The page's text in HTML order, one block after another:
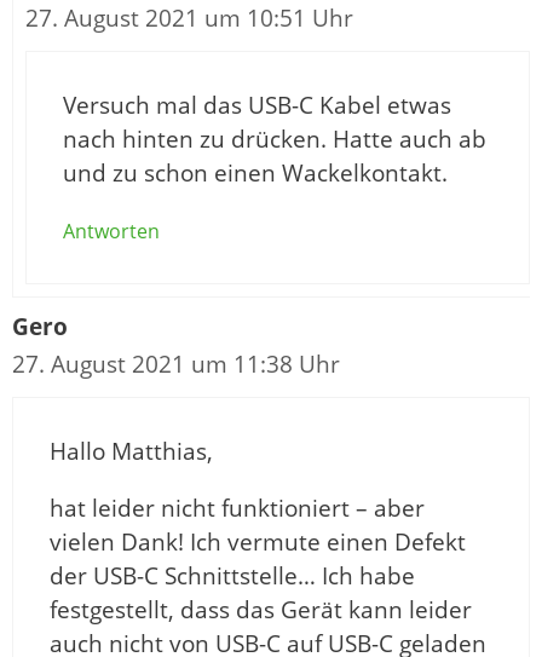
27. August 2021 um 10:51 Uhr
Versuch mal das USB-C Kabel etwas
nach hinten zu drücken. Hatte auch ab
und zu schon einen Wackelkontakt.
Antworten
Gero
27. August 2021 um 11:38 Uhr
Hallo Matthias,
hat leider nicht funktioniert – aber
vielen Dank! Ich vermute einen Defekt
der USB-C Schnittstelle… Ich habe
festgestellt, dass das Gerät kann leider
auch nicht von USB-C auf USB-C geladen